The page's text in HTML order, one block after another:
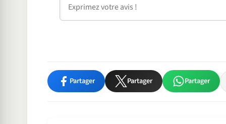
Partager Partager Partager